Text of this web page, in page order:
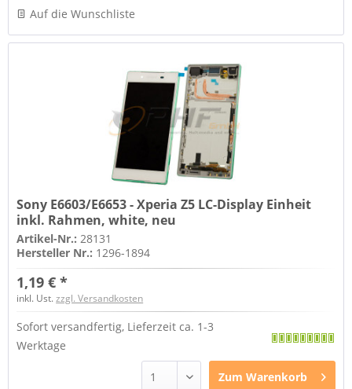
Auf die Wunschliste
Sony E6603/E6653 - Xperia Z5 LC-Display Einheit
inkl. Rahmen, white, neu
Artikel-Nr.: 28131
Hersteller Nr.: 1296-1894
1,19 € *
inkl. Ust.zzgl. Versandkosten
Sofort versandfertig, Lieferzeit ca. 1-3
Werktage
Zum Warenkorb